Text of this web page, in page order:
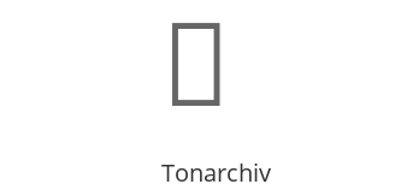

Tonarchiv